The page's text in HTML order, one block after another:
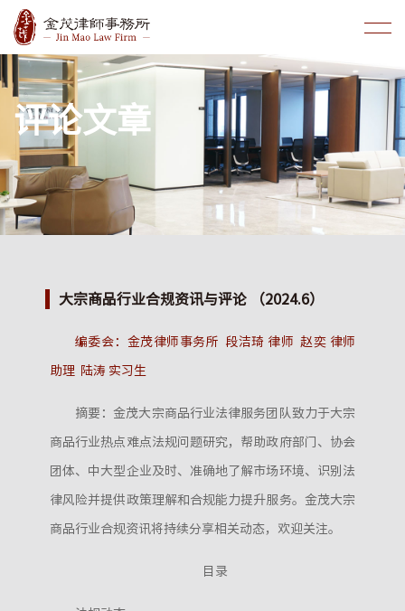
评论文章
大宗商品行业合规资讯与评论 （2024.6）
编委会：金茂律师事务所 段洁琦 律师 赵奕 律师
助理 陆涛 实习生
摘要：金茂大宗商品行业法律服务团队致力于大宗
商品行业热点难点法规问题研究，帮助政府部门、协会
团体、中大型企业及时、准确地了解市场环境、识别法
律风险并提供政策理解和合规能力提升服务。金茂大宗
商品行业合规资讯将持续分享相关动态，欢迎关注。
目录